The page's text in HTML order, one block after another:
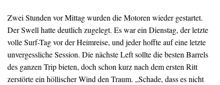
Zwei Stunden vor Mittag wurden die Motoren wieder gestartet.
Der Swell hatte deutlich zugelegt. Es war ein Dienstag, der letzte
volle Surf-Tag vor der Heimreise, und jeder hoffte auf eine letzte
unvergessliche Session. Die nächste Left sollte die besten Barrels
des ganzen Trip bieten, doch schon kurz nach dem ersten Ritt
zerstörte ein höllischer Wind den Traum. „Schade, dass es nicht